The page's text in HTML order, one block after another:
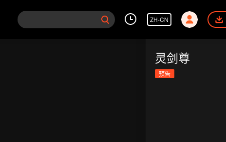
ZH-CN
灵剑尊
预告